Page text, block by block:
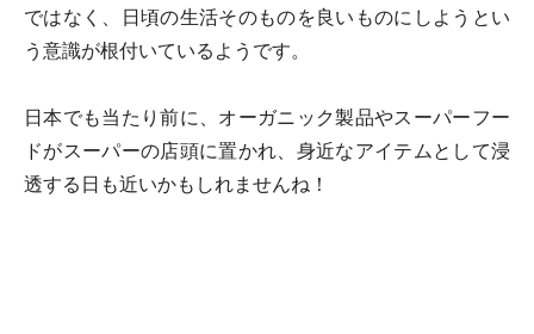
ではなく、日頃の生活そのものを良いものにしようとい
う意識が根付いているようです。
日本でも当たり前に、オーガニック製品やスーパーフー
ドがスーパーの店頭に置かれ、身近なアイテムとして浸
透する日も近いかもしれませんね！